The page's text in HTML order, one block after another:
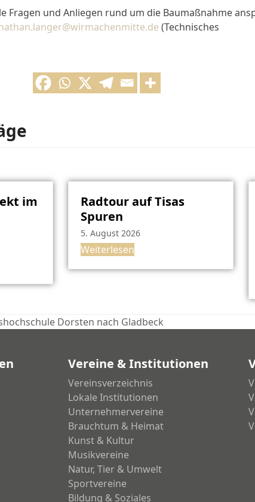
Fragen und Anliegen rund um die Baumaßnahme
(Technisches
im
Radtour auf Tisas
Spuren
5. August 2026
Weiterlesen
Dorsten nach Gladbeck
Vereine & Institutionen
Vereinsverzeichnis
Lokale Institutionen
Unternehmervereine
Brauchtum & Heimat
Kunst & Kultur
Musikvereine
Natur, Tier & Umwelt
Sportvereine
Bildung & Soziales